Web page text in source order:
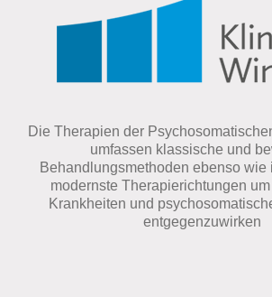
Die Therapien der
umfassen klassische und
Behandlungsmethoden ebenso wie
modernste Therapierichtungen
Krankheiten und
entgegenzuwirken